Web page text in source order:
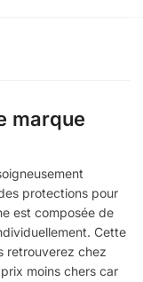
marque
protections pour
est composée de
Cette
retrouverez chez
moins chers car